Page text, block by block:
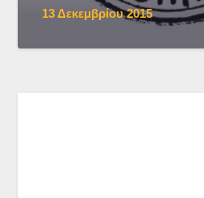
13 Δεκεμβρίου 2015